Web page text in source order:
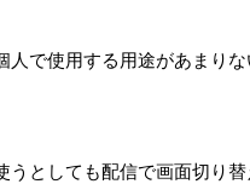
人で使用する用途があまりな
うとしても配信で画面切り